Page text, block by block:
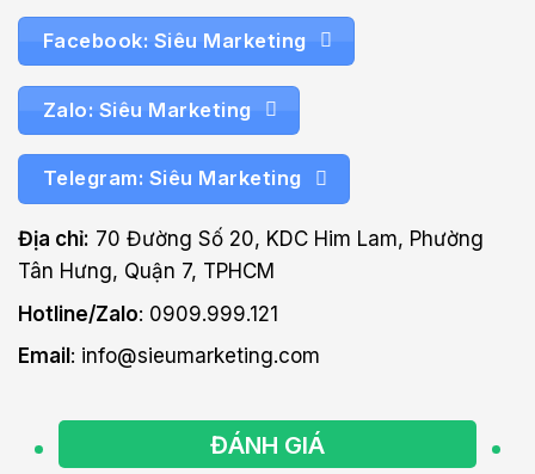
Facebook: Siêu Marketing
Zalo: Siêu Marketing
Telegram: Siêu Marketing
Địa chỉ: 70 Đường Số 20, KDC Him Lam, Phường
Tân Hưng, Quận 7, TPHCM
Hotline/Zalo: 0909.999.121
Email : info@sieumarketing.com
ĐÁNH GIÁ